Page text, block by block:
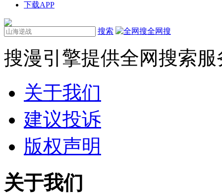
下载APP
搜索 全网搜
搜漫引擎提供全网搜索服
关于我们
建议投诉
版权声明
关于我们